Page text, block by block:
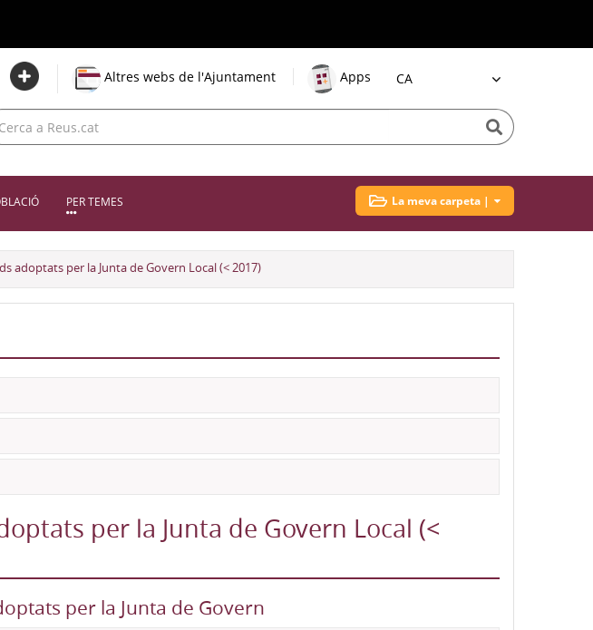
Altres webs de l'Ajuntament Apps
Idioma
PER TEMES La meva carpeta |
adoptats per la Junta de Govern Local (< 2017)
per la Junta de Govern Local (<
per la Junta de Govern